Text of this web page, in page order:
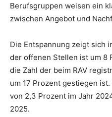
Berufsgruppen weisen ein
zwischen Angebot und
Die Entspannung zeigt sich
der offenen Stellen ist um 8
die Zahl der beim RAV
um 17 Prozent gestiegen
von 2,3 Prozent im Jahr
2025.